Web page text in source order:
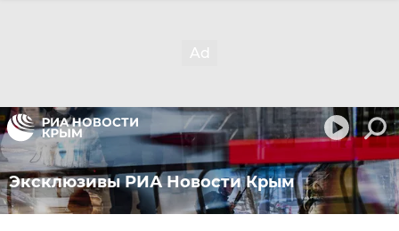
Эксклюзивы РИА Новости Крым